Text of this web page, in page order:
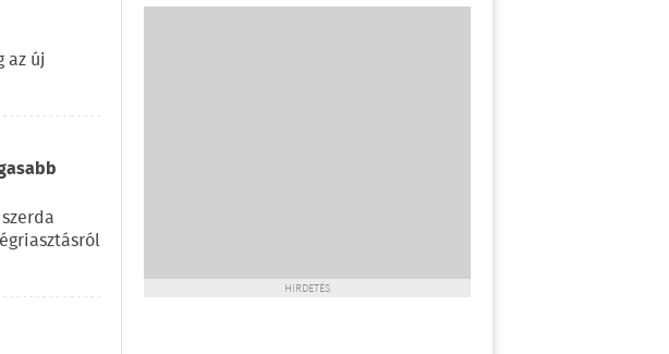
az új
HIRDETÉS